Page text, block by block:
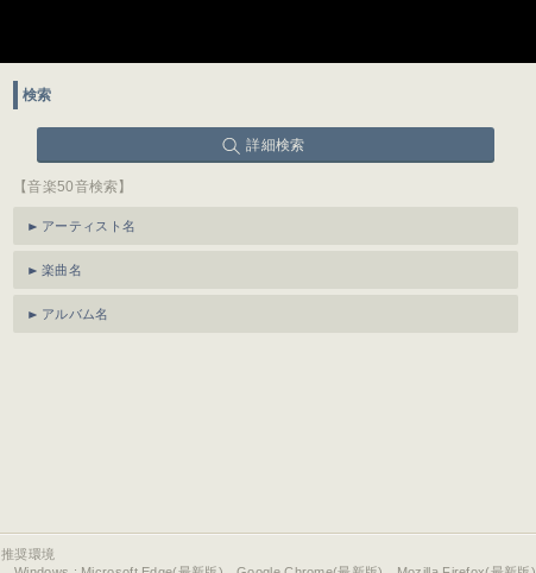
検索
詳細検索
【音楽50音検索】
アーティスト名
楽曲名
アルバム名
推奨環境